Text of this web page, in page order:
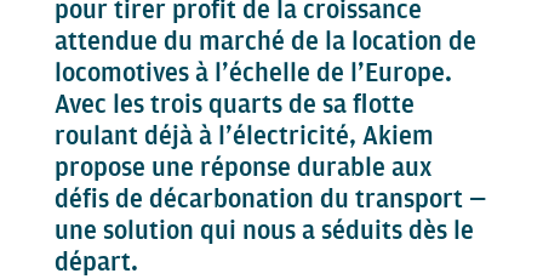
pour tirer profit de la croissance
attendue du marché de la location de
locomotives à l’échelle de l’Europe.
Avec les trois quarts de sa flotte
roulant déjà à l’électricité, Akiem
propose une réponse durable aux
défis de décarbonation du transport —
une solution qui nous a séduits dès le
départ.